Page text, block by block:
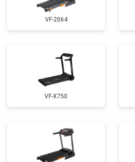
VF-2064
VF-X750